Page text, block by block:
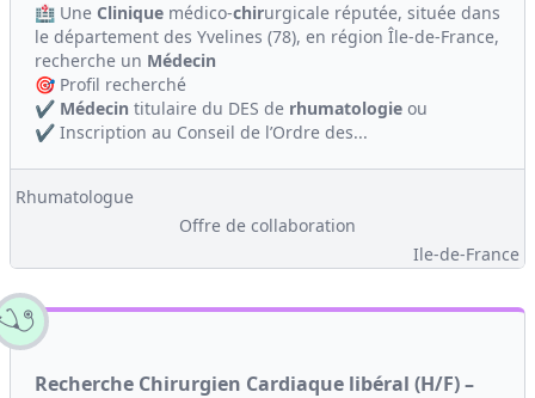
🏥 Une Clinique médico-chirurgicale réputée, située dans
le département des Yvelines (78), en région Île-de-France,
recherche un Médecin
🎯 Profil recherché
✔️ Médecin titulaire du DES de rhumatologie ou
✔️ Inscription au Conseil de l’Ordre des...
Rhumatologue
Offre de collaboration
Ile-de-France
Recherche Chirurgien Cardiaque libéral (H/F) –